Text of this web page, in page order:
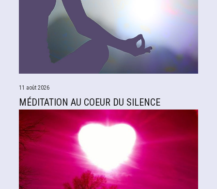
11 août 2026
MÉDITATION AU COEUR DU SILENCE